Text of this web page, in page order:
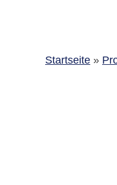
Startseite»